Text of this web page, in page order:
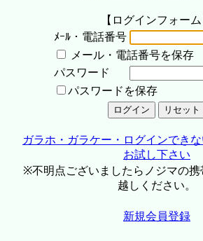
【ログインフォーム
ﾒｰﾙ・電話番号
メール・電話番号を保存
パスワード
パスワードを保存
ガラホ・ガラケー・ログインでき
お試し下さい
※不明点ございましたらノジマの携
越しください。
新規会員登録